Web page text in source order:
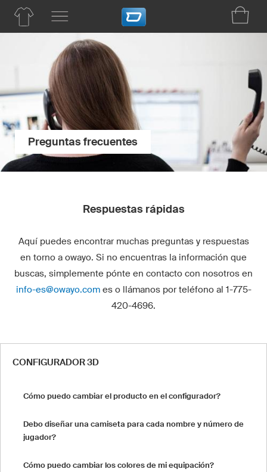
Preguntas frecuentes
Respuestas rápidas
Aquí puedes encontrar muchas preguntas y respuestas
en torno a owayo. Si no encuentras la información que
buscas, simplemente pónte en contacto con nosotros en
info-es@owayo.comes o llámanos por teléfono al 1-775-
420-4696.
CONFIGURADOR 3D
Cómo puedo cambiar el producto en el configurador?
Debo diseñar una camiseta para cada nombre y número de
jugador?
Cómo puedo cambiar los colores de mi equipación?